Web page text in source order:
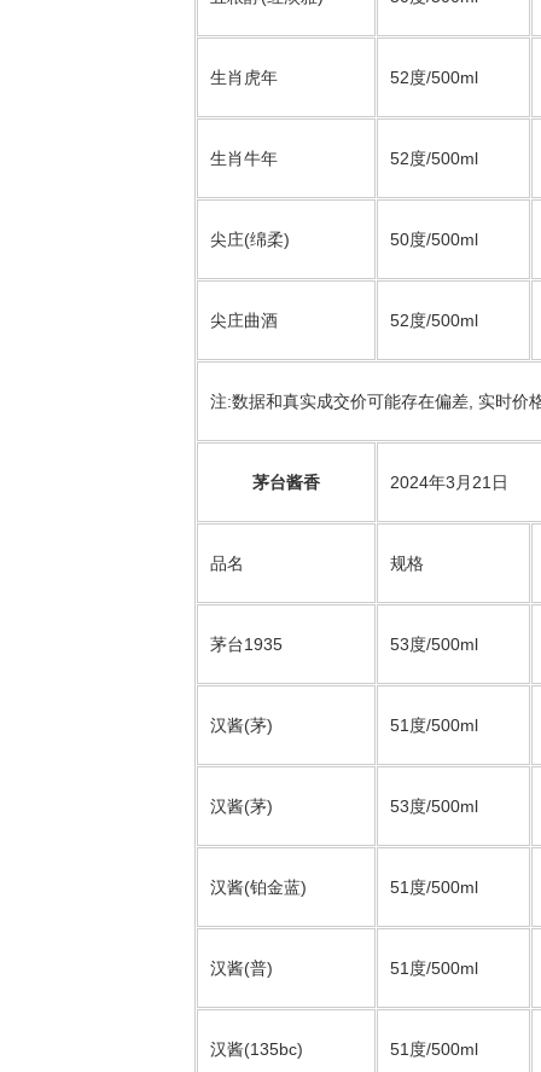
生肖虎年 52度/500ml
生肖牛年 52度/500ml
尖庄(绵柔) 50度/500ml
尖庄曲酒 52度/500ml
注:数据和真实成交价可能存在偏差, 实时价
茅台酱香 2024年3月21日
品名 规格
茅台1935 53度/500ml
汉酱(茅) 51度/500ml
汉酱(茅) 53度/500ml
汉酱(铂金蓝) 51度/500ml
汉酱(普) 51度/500ml
汉酱(135bc) 51度/500ml